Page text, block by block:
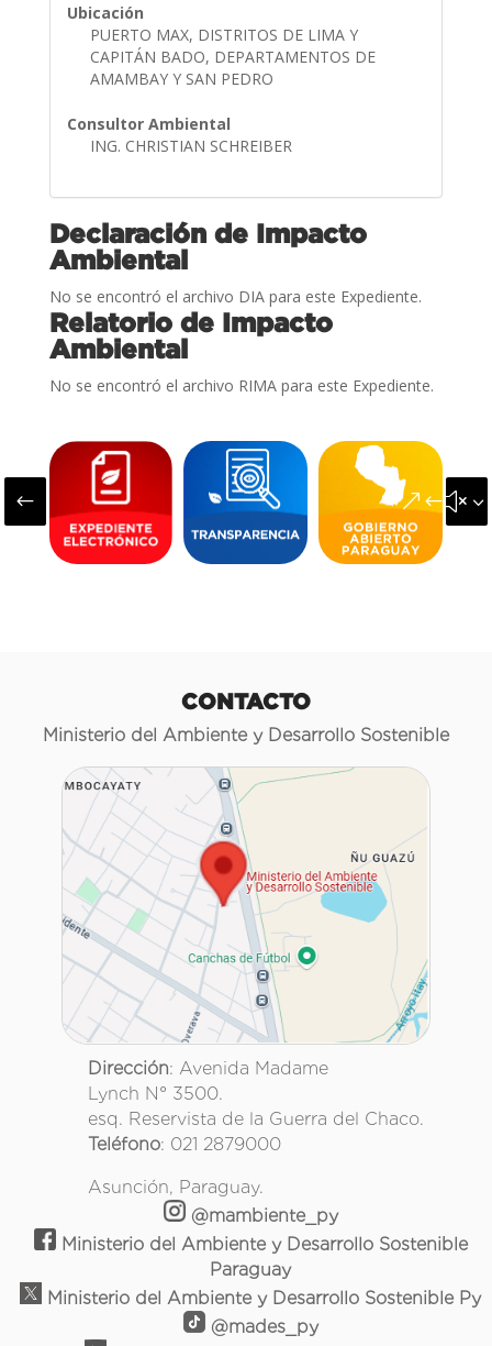
Ubicación
PUERTO MAX, DISTRITOS DE LIMA Y
CAPITÁN BADO, DEPARTAMENTOS DE
AMAMBAY Y SAN PEDRO
Consultor Ambiental
ING. CHRISTIAN SCHREIBER
Declaración de Impacto
Ambiental
No se encontró el archivo DIA para este Expediente.
Relatorio de Impacto
Ambiental
No se encontró el archivo RIMA para este Expediente.
#
CONTACTO
Ministerio del Ambiente y Desarrollo Sostenible
Dirección: Avenida Madame
Lynch N° 3500.
esq. Reservista de la Guerra del Chaco.
Teléfono: 021 2879000
Asunción, Paraguay.
@mambiente_py
Ministerio del Ambiente y Desarrollo Sostenible
Paraguay
Ministerio del Ambiente y Desarrollo Sostenible Py
@mades_py